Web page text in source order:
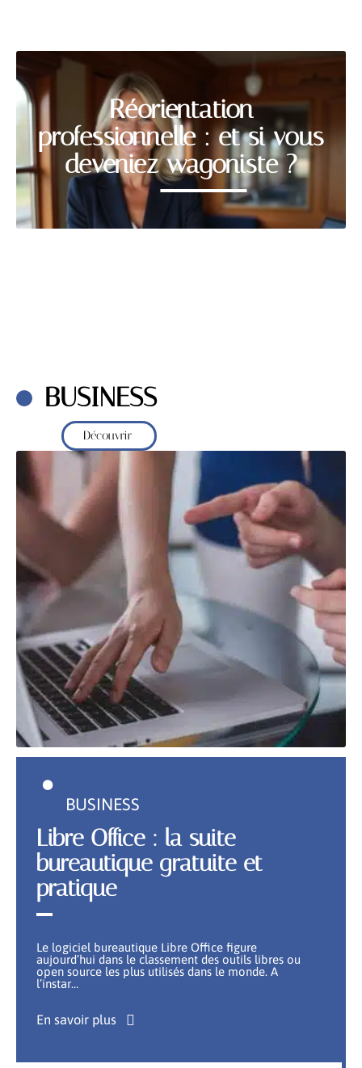
Réorientation
professionnelle : et si vous
deveniez wagoniste ?
BUSINESS
Découvrir
BUSINESS
Libre Office : la suite
bureautique gratuite et
pratique
Le logiciel bureautique Libre Office figure
aujourd’hui dans le classement des outils libres ou
open source les plus utilisés dans le monde. A
l’instar…
En savoir plus